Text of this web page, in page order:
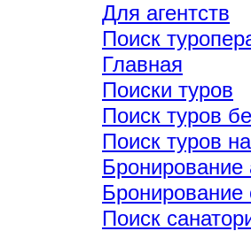
Для агентств
Поиск
Главная
Поиски туров
Поиск туров
Поиск туров
Поиск